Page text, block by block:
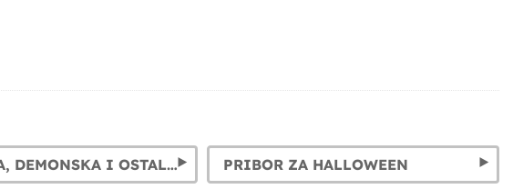
ANĐEOSKA, DEMONSKA I OSTALA KRILA ZA KOSTIME PRIBOR ZA HALLOWEEN